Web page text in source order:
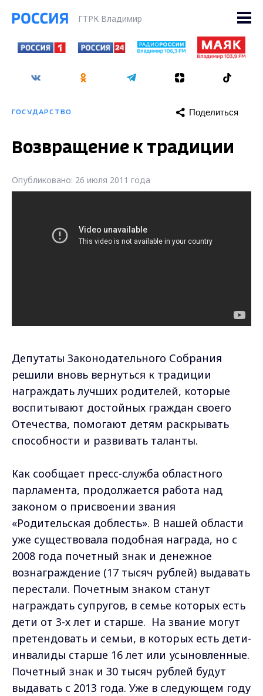
ГТРК Владимир
ГОСУДАРСТВО Поделиться
Возвращение к традиции
Опубликовано: 26 июля 2011 года
Депутаты Законодательного Собрания
решили вновь вернуться к традиции
награждать лучших родителей, которые
воспитывают достойных граждан своего
Отечества, помогают детям раскрывать
способности и развивать таланты.
Как сообщает пресс-служба областного
парламента, продолжается работа над
законом о присвоении звания
«Родительская доблесть». В нашей области
уже существовала подобная награда, но с
2008 года почетный знак и денежное
вознаграждение (17 тысяч рублей) выдавать
перестали. Почетным знаком станут
награждать супругов, в семье которых есть
дети от 3-х лет и старше. На звание могут
претендовать и семьи, в которых есть дети-
инвалиды старше 16 лет или усыновленные.
Почетный знак и 30 тысяч рублей будут
выдавать с 2013 года. Уже в следующем году